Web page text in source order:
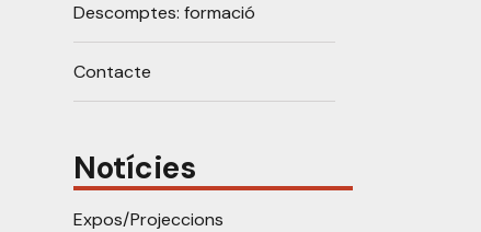
Descomptes: formació
Contacte
Notícies
Expos/Projeccions